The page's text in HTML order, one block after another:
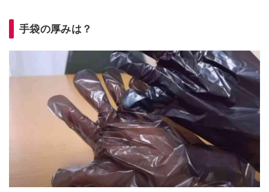
手袋の厚みは？